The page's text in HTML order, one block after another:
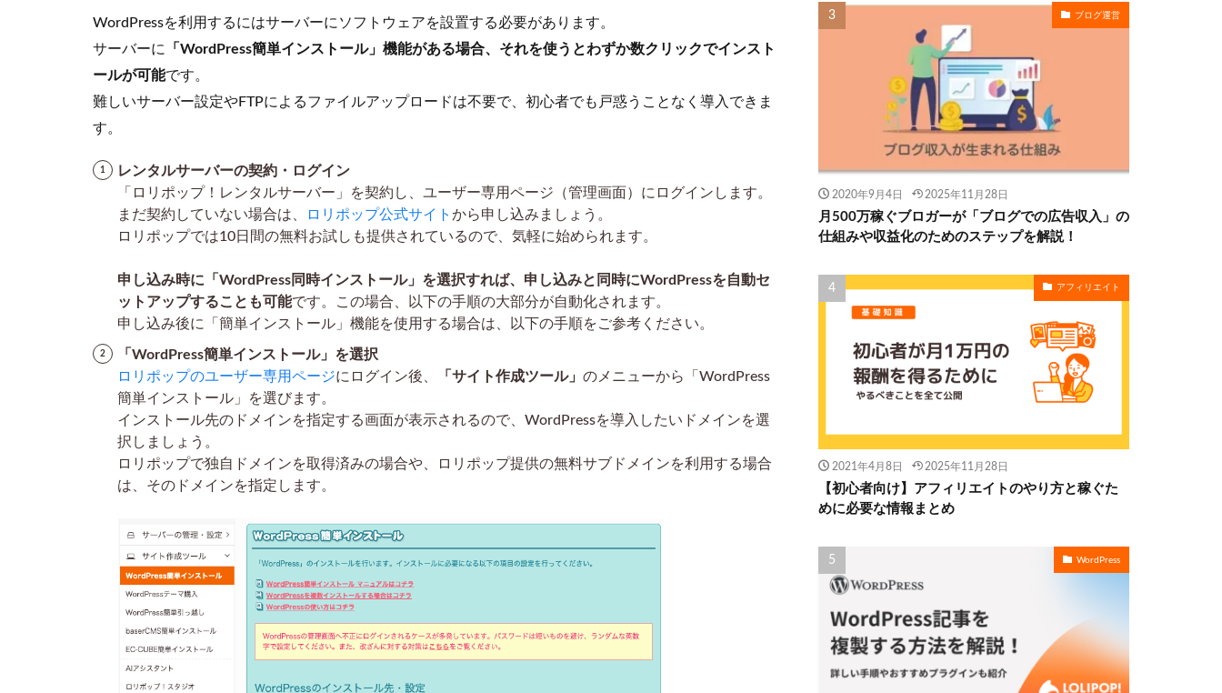
2
2.
WordPress
の初期設
マ選び、
マリンク
設定な
2.1
設定
の変
更方
法
2.2
テー
マを
選ん
でサ
イト
のデ
変更
2.3
パー
マリ
ンク
設定
を整
える
WordPressを利用するにはサーバーにソフトウェアを設置する必要があります。
サーバーに 「WordPress簡単インストール」機能がある場合、それを使うとわずか数クリックでインスト
ールが可能です。
難しいサーバー設定やFTPによるファイルアップロードは不要で、初心者でも戸惑うことなく導入できま
す。
レンタルサーバーの契約・ログイン
「ロリポップ！レンタルサーバー」を契約し、ユーザー専用ページ（管理画面）にログインします。
まだ契約していない場合は、
ロリポップ公式サイト から申し込みましょう。
ロリポップでは10日間の無料お試しも提供されているので、気軽に始められます。
申し込み時に「WordPress同時インストール」を選択すれば、申し込みと同時にWordPressを自動セ
ットアップすることも可能です。この場合、以下の手順の大部分が自動化されます。
申し込み後に「簡単インストール」機能を使用する場合は、以下の手順をご参考ください。
「WordPress簡単インストール」を選択
ロリポップのユーザー専用ページにログイン後、 「サイト作成ツール」 のメニューから「WordPress
簡単インストール」を選びます。
インストール先のドメインを指定する画面が表示されるので、WordPressを導入したいドメインを選
択しましょう。
ロリポップで独自ドメインを取得済みの場合や、ロリポップ提供の無料サブドメインを利用する場合
は、そのドメインを指定します。
ブログ運営
2020年9月4日 2025年11月28日
月500万稼ぐブロガーが「ブログでの広告収入」の
仕組みや収益化のためのステップを解説！
アフィリエイト
2021年4月8日 2025年11月28日
【初心者向け】アフィリエイトのやり方と稼ぐた
めに必要な情報まとめ
WordPress